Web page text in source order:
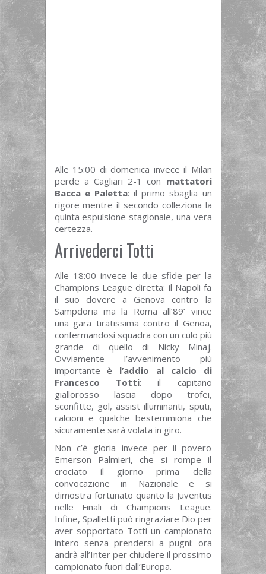
Alle 15:00 di domenica invece il Milan
perde a Cagliari 2-1 con mattatori
Bacca e Paletta: il primo sbaglia un
rigore mentre il secondo colleziona la
quinta espulsione stagionale, una vera
certezza.
Arrivederci Totti
Alle 18:00 invece le due sfide per la
Champions League diretta: il Napoli fa
il suo dovere a Genova contro la
Sampdoria ma la Roma all’89’ vince
una gara tiratissima contro il Genoa,
confermandosi squadra con un culo più
grande di quello di Nicky Minaj.
Ovviamente l’avvenimento più
importante è l’addio al calcio di
Francesco Totti: il capitano
giallorosso lascia dopo trofei,
sconfitte, gol, assist illuminanti, sputi,
calcioni e qualche bestemmiona che
sicuramente sarà volata in giro.
Non c’è gloria invece per il povero
Emerson Palmieri, che si rompe il
crociato il giorno prima della
convocazione in Nazionale e si
dimostra fortunato quanto la Juventus
nelle Finali di Champions League.
Infine, Spalletti può ringraziare Dio per
aver sopportato Totti un campionato
intero senza prendersi a pugni: ora
andrà all’Inter per chiudere il prossimo
campionato fuori dall’Europa.